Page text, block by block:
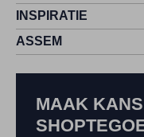
INSPIRATIE
ASSEM
MAAK